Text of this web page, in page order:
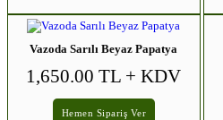
Vazoda Sarılı Beyaz Papatya
1,650.00 TL + KDV
Hemen Sipariş Ver